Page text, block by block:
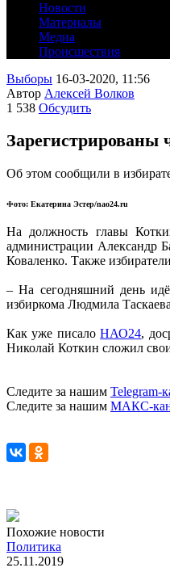
Новости
Материалы
Медиа
Происшествия
Выборы 16-03-2020, 11:56
Автор Алексей Волков
1 538 Обсудить
Зарегистрированы
Об этом сообщили в
Фото: Екатерина Эстер/nao24.ru
На должность главы
администрации Александр
Коваленко. Также
– На сегодняшний день
избиркома Людмила
Как уже писалоНАО24,
Николай Коткин сложил
Следите за нашим Telegram-
Следите за нашим МАКС-
Похожие новости
Политика
25.11.2019